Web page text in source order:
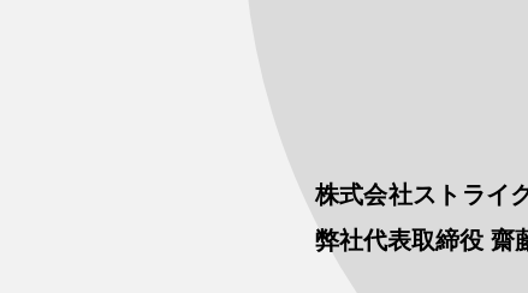
株式会社ストライ
弊社代表取締役 齋